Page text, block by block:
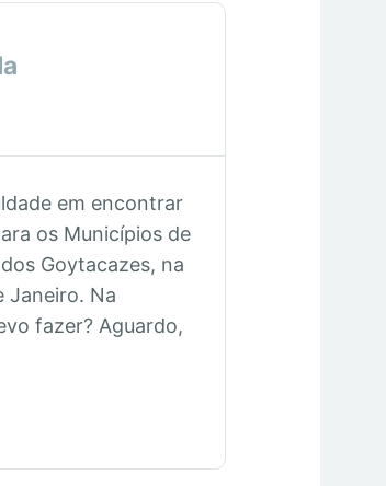
em encontrar
os Municípios de
Goytacazes, na
Janeiro. Na
fazer? Aguardo,